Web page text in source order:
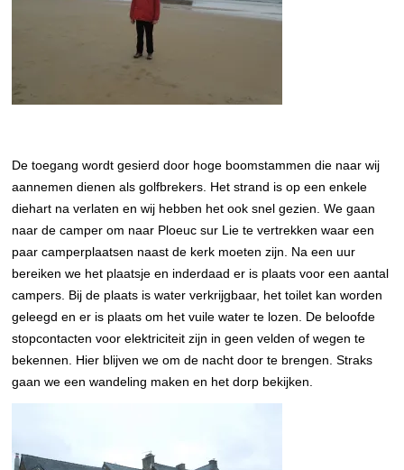
De toegang wordt gesierd door hoge boomstammen die naar wij
aannemen dienen als golfbrekers. Het strand is op een enkele
diehart na verlaten en wij hebben het ook snel gezien. We gaan
naar de camper om naar Ploeuc sur Lie te vertrekken waar een
paar camperplaatsen naast de kerk moeten zijn. Na een uur
bereiken we het plaatsje en inderdaad er is plaats voor een aantal
campers. Bij de plaats is water verkrijgbaar, het toilet kan worden
geleegd en er is plaats om het vuile water te lozen. De beloofde
stopcontacten voor elektriciteit zijn in geen velden of wegen te
bekennen. Hier blijven we om de nacht door te brengen. Straks
gaan we een wandeling maken en het dorp bekijken.